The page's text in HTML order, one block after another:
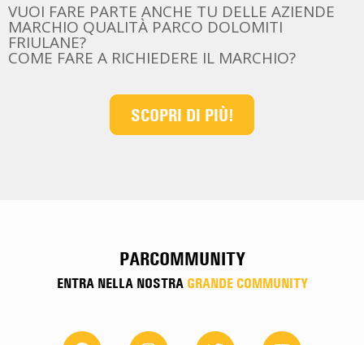
VUOI FARE PARTE ANCHE TU DELLE AZIENDE
MARCHIO QUALITÀ PARCO DOLOMITI
FRIULANE?
COME FARE A RICHIEDERE IL MARCHIO?
SCOPRI DI PIÙ!
PARCOMMUNITY
ENTRA NELLA NOSTRA GRANDE COMMUNITY